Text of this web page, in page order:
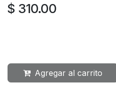
$ 310.00
Agregar al carrito